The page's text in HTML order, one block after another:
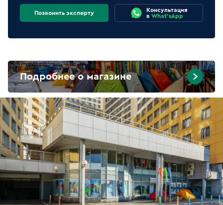
Позвонить эксперту
Консультация
в What'sApp
Подробнее о магазине